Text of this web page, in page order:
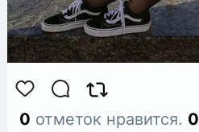
0 отметок нравится. 0